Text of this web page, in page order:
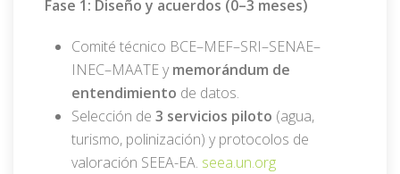
Fase 1: Diseño y acuerdos (0–3 meses)
Comité técnico BCE–MEF–SRI–SENAE–
INEC–MAATE y memorándum de
entendimiento de datos.
Selección de 3 servicios piloto (agua,
turismo, polinización) y protocolos de
valoración SEEA-EA. seea.un.org